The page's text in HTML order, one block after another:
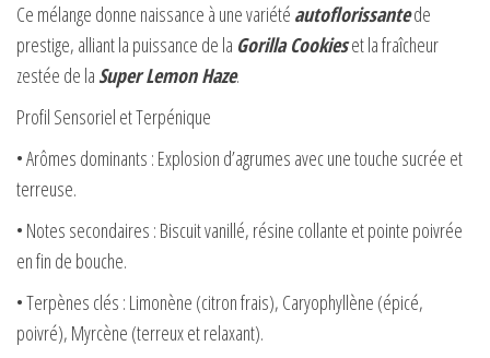
Ce mélange donne naissance à une variété autoflorissantede
prestige, alliant la puissance de la Gorilla Cookieset la fraîcheur
zestée de laSuper Lemon Haze.
Profil Sensoriel et Terpénique
• Arômes dominants : Explosion d’agrumes avec une touche sucrée et
terreuse.
• Notes secondaires : Biscuit vanillé, résine collante et pointe poivrée
en fin de bouche.
• Terpènes clés : Limonène (citron frais), Caryophyllène (épicé,
poivré), Myrcène (terreux et relaxant).